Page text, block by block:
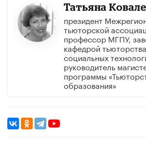
Татьяна
президент
тьюторской
профессор МГПУ,
кафедрой
социальных
руководитель
программы
образования»